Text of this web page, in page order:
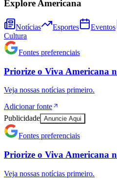
Bragantino
Explore Americana
Notícias Esportes Eventos
Cultura
Fontes preferenciais
Priorize o Viva Americana
Veja nossas notícias primeiro.
Adicionar fonte
Publicidade Anuncie Aqui
Fontes preferenciais
Priorize o Viva Americana
Veja nossas notícias primeiro.